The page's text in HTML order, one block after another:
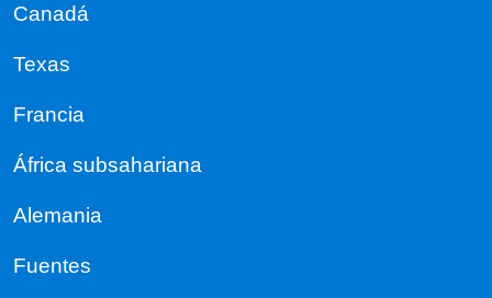
Canadá
Texas
Francia
África subsahariana
Alemania
Fuentes